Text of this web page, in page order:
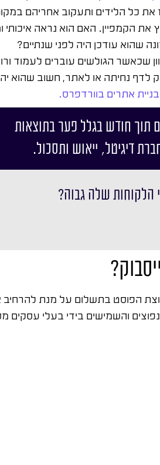
את כל הלידים ותעקוב אחריהם
הקמפיין. האם הוא נראה איכותי
שהוא עודכן היה לפני שנתיים?
שכאשר הגולשים עוברים לעמוד
לדף נחיתה או לאתר, חשוב שהוא
בניית אתרים בוורדפרס.
תוך חודש בגלל פער בתוצאות
דיגיטל, ייאוש ותסכול.
הלקוחות שלה גבוה?
הפוסט בתשלום על מנת
והשמישים בידי בעלי